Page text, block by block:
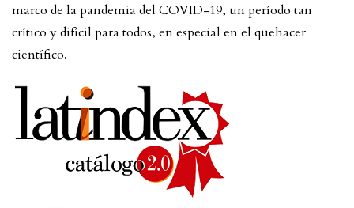
marco de la pandemia del COVID-19, un período tan
crítico y difícil para todos, en especial en el quehacer
científico.